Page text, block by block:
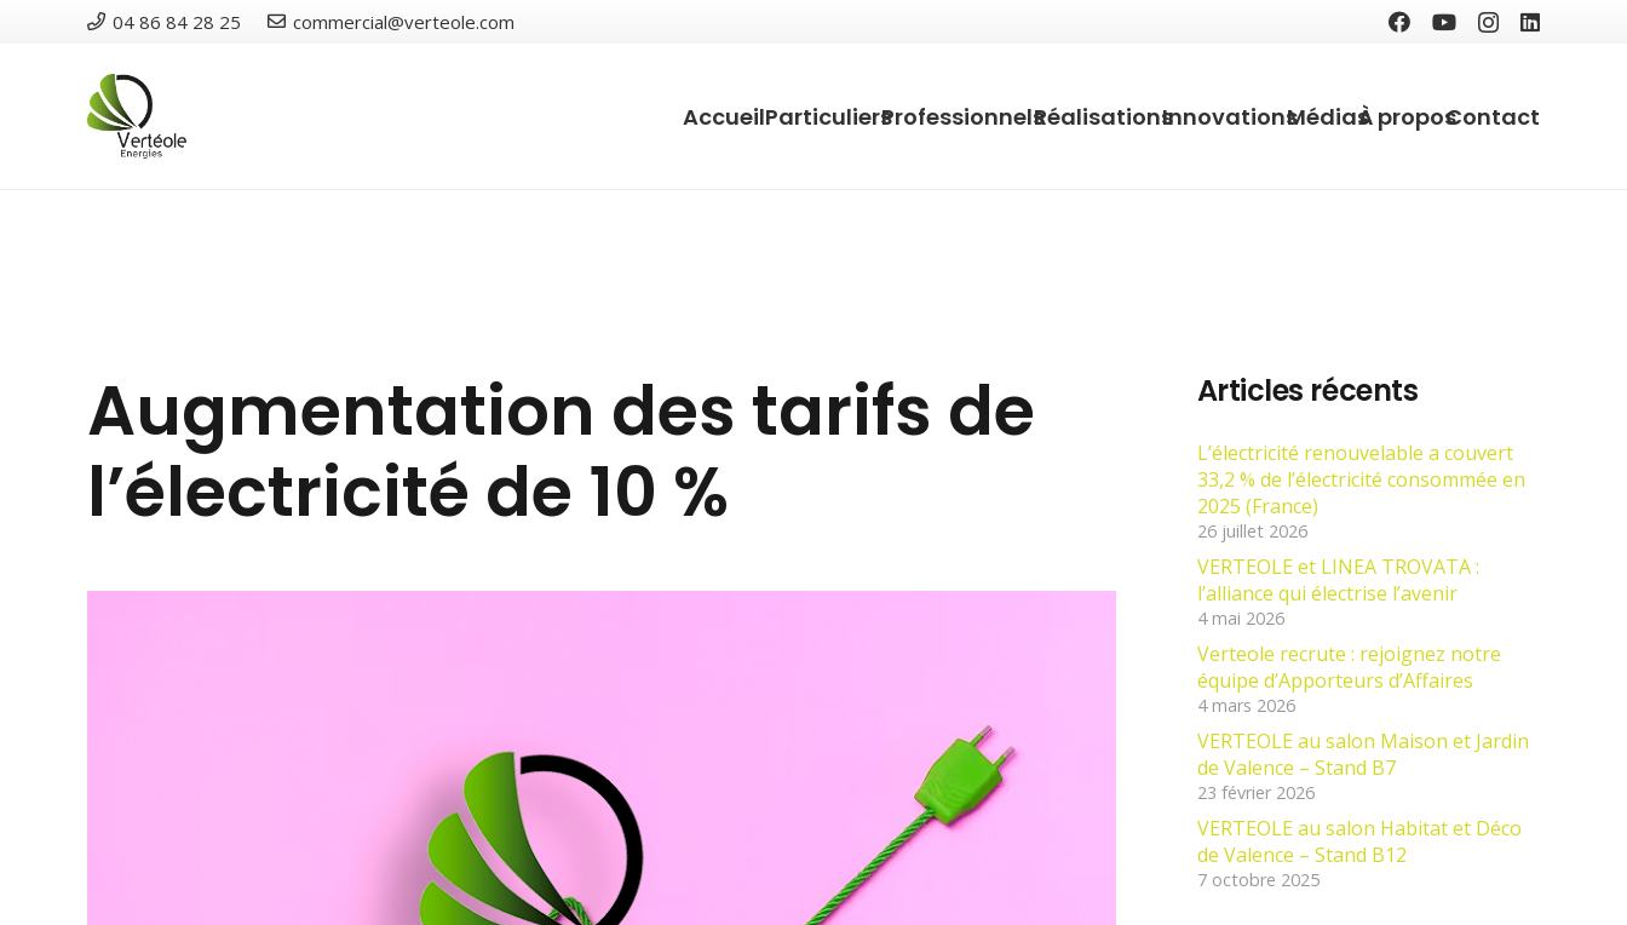
04 86 84 28 25 commercial@verteole.com
AccueilParticuliersProfessionnelsRéalisationsInnovationsMédiasÀ proposContact
Augmentation des tarifs de
l’électricité de 10 %
Articles récents
L’électricité renouvelable a couvert
33,2 % de l’électricité consommée en
2025 (France)
26 juillet 2026
VERTEOLE et LINEA TROVATA :
l’alliance qui électrise l’avenir
4 mai 2026
Verteole recrute : rejoignez notre
équipe d’Apporteurs d’Affaires
4 mars 2026
VERTEOLE au salon Maison et Jardin
de Valence – Stand B7
23 février 2026
VERTEOLE au salon Habitat et Déco
de Valence – Stand B12
7 octobre 2025